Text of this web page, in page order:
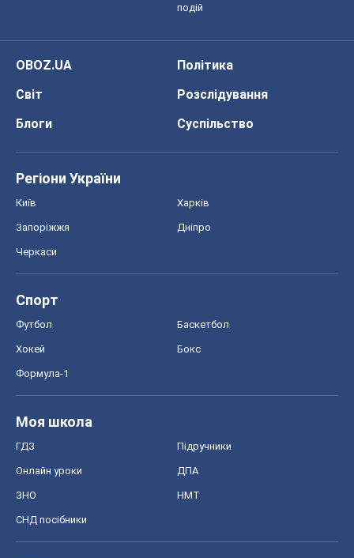
подій
OBOZ.UA
Політика
Світ
Розслідування
Блоги
Суспільство
Регіони України
Київ Харків
Запоріжжя Дніпро
Черкаси
Спорт
Футбол Баскетбол
Хокей Бокс
Формула-1
Моя школа
ГДЗ Підручники
Онлайн уроки ДПА
ЗНО НМТ
СНД посібники